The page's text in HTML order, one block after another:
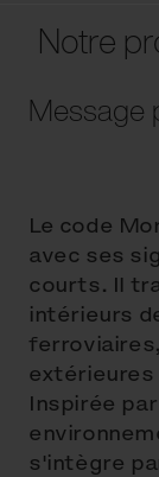
Notre
Message
Le code
avec ses
courts. Il
intérieurs
Inspirée
s'intègre